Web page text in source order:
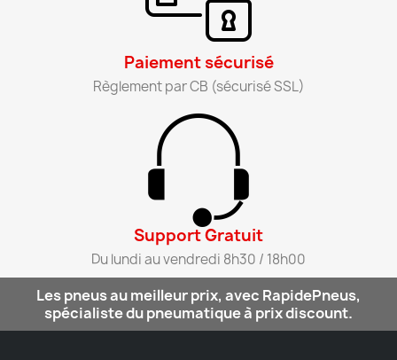
Paiement sécurisé​
Règlement par CB (sécurisé SSL)​
Support Gratuit​
Du lundi au vendredi 8h30 / 18h00​
Les pneus au meilleur prix, avec RapidePneus,
spécialiste du pneumatique à prix discount.